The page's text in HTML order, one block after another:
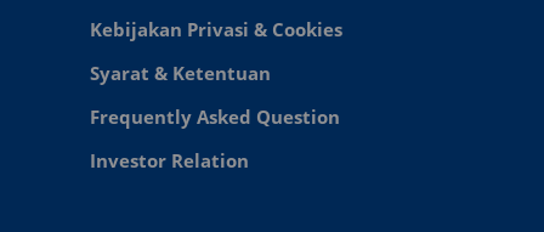
Kebijakan Privasi & Cookies
Syarat & Ketentuan
Frequently Asked Question
Investor Relation